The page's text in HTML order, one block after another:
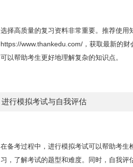
选择高质量的复习资料非常重要。推荐使用
https://www.thankedu.com/，获取最新的财
可以帮助考生更好地理解复杂的知识点。
进行模拟考试与自我评估
在备考过程中，进行模拟考试可以帮助考
习，了解考试的题型和难度。同时，自我评